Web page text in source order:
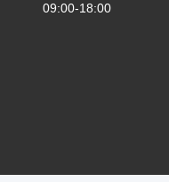
09:00-18:00